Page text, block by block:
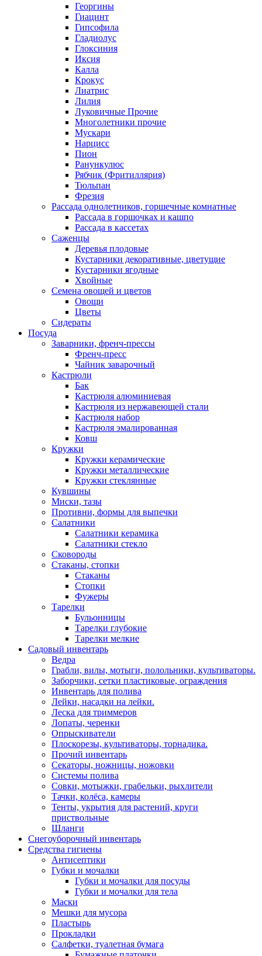
Георгины
Гиацинт
Гипсофила
Гладиолус
Глоксиния
Иксия
Калла
Крокус
Лиатрис
Лилия
Луковичные Прочие
Многолетники прочие
Мускари
Нарцисс
Пион
Ранункулюс
Рябчик (Фритиллярия)
Тюльпан
Фрезия
Рассада однолетников, горшечные комнатные
Рассада в горшочках и кашпо
Рассада в кассетах
Саженцы
Деревья плодовые
Кустарники декоративные, цветущие
Кустарники ягодные
Хвойные
Семена овощей и цветов
Овощи
Цветы
Сидераты
Посуда
Заварники, френч-прессы
Френч-пресс
Чайник заварочный
Кастрюли
Бак
Кастрюля алюминиевая
Кастрюля из нержавеющей стали
Кастрюля набор
Кастрюля эмалированная
Ковш
Кружки
Кружки керамические
Кружки металлические
Кружки стеклянные
Кувшины
Миски, тазы
Противни, формы для выпечки
Салатники
Салатники керамика
Салатники стекло
Сковороды
Стаканы, стопки
Стаканы
Стопки
Фужеры
Тарелки
Бульонницы
Тарелки глубокие
Тарелки мелкие
Садовый инвентарь
Ведра
Грабли, вилы, мотыги, полольники, культиваторы.
Заборчики, сетки пластиковые, ограждения
Инвентарь для полива
Лейки, насадки на лейки.
Леска для триммеров
Лопаты, черенки
Опрыскиватели
Плоскорезы, культиваторы, торнадика.
Прочий инвентарь
Секаторы, ножницы, ножовки
Системы полива
Совки, мотыжки, грабельки, рыхлители
Тачки, колёса, камеры
Тенты, укрытия для растений, круги
приствольные
Шланги
Снегоуборочный инвентарь
Средства гигиены
Антисептики
Губки и мочалки
Губки и мочалки для посуды
Губки и мочалки для тела
Маски
Мешки для мусора
Пластырь
Прокладки
Салфетки, туалетная бумага